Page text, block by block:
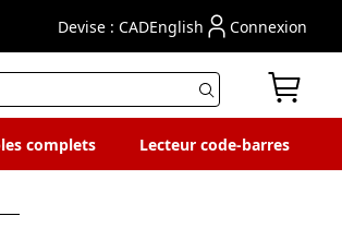
Devise : CADEnglish Connexion
complets Lecteur code-barres